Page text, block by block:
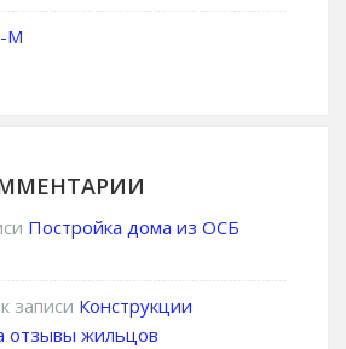
М
Постройка дома из ОСБ
к записи Конструкции
отзывы жильцов